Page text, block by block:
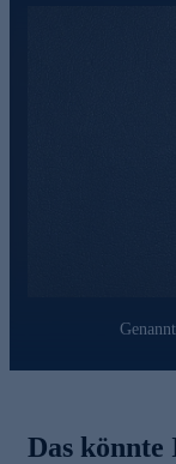
Das könnte